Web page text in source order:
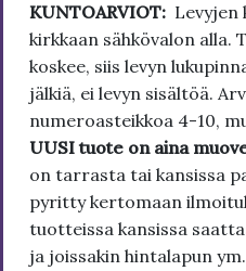
KUNTOARVIOT:
kirkkaan sähkövalon alla.
koskee, siis levyn
jälkiä, ei levyn sisältöä.
numeroasteikkoa 4-10,
UUSI tuote on aina
on tarrasta tai kansissa
pyritty kertomaan
tuotteissa kansissa
ja joissakin hintalapun